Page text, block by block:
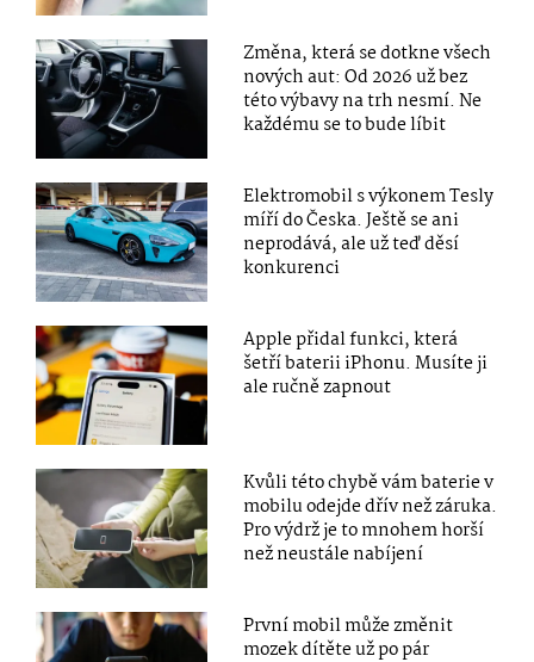
Změna, která se dotkne všech
nových aut: Od 2026 už bez
této výbavy na trh nesmí. Ne
každému se to bude líbit
Elektromobil s výkonem Tesly
míří do Česka. Ještě se ani
neprodává, ale už teď děsí
konkurenci
Apple přidal funkci, která
šetří baterii iPhonu. Musíte ji
ale ručně zapnout
Kvůli této chybě vám baterie v
mobilu odejde dřív než záruka.
Pro výdrž je to mnohem horší
než neustále nabíjení
První mobil může změnit
mozek dítěte už po pár